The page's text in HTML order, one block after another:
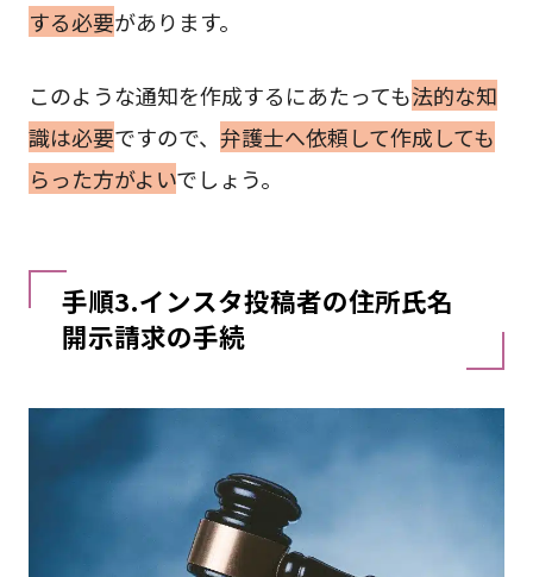
する必要があります。
このような通知を作成するにあたっても法的な知
識は必要ですので、 弁護士へ依頼して作成しても
らった方がよいでしょう。
手順3.インスタ投稿者の住所氏名
開示請求の手続